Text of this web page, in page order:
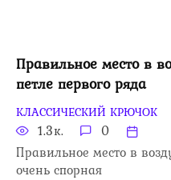
Правильное место в
петле первого ряда
КЛАССИЧЕСКИЙ КРЮЧОК
1.3к.
0
Правильное место в
очень спорная